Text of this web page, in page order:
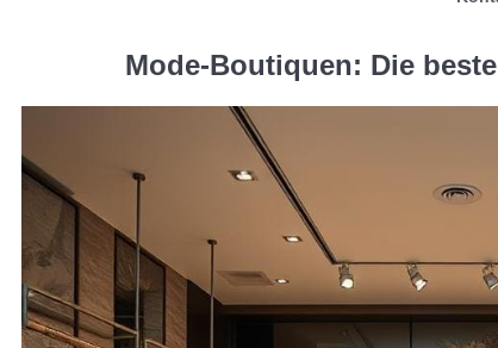
Mode-Boutiquen: Die